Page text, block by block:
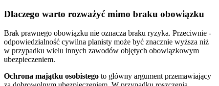
Dlaczego warto rozważyć mimo braku obowiązku
Brak prawnego obowiązku nie oznacza braku ryzyka. Przeciwnie -
odpowiedzialność cywilna planisty może być znacznie wyższa niż
w przypadku wielu innych zawodów objętych obowiązkowym
ubezpieczeniem.
Ochrona majątku osobistego to główny argument przemawiający